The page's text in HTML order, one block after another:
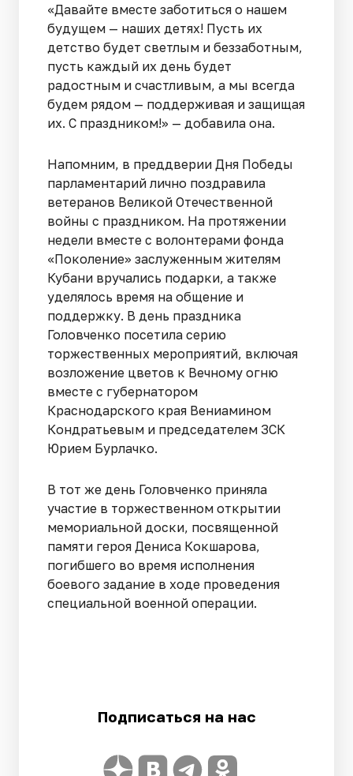
«Давайте вместе заботиться о нашем
будущем — наших детях! Пусть их
детство будет светлым и беззаботным,
пусть каждый их день будет
радостным и счастливым, а мы всегда
будем рядом — поддерживая и защищая
их. С праздником!» — добавила она.
Напомним, в преддверии Дня Победы
парламентарий лично поздравила
ветеранов Великой Отечественной
войны с праздником. На протяжении
недели вместе с волонтерами фонда
«Поколение» заслуженным жителям
Кубани вручались подарки, а также
уделялось время на общение и
поддержку. В день праздника
Головченко посетила серию
торжественных мероприятий, включая
возложение цветов к Вечному огню
вместе с губернатором
Краснодарского края Вениамином
Кондратьевым и председателем ЗСК
Юрием Бурлачко.
В тот же день Головченко приняла
участие в торжественном открытии
мемориальной доски, посвященной
памяти героя Дениса Кокшарова,
погибшего во время исполнения
боевого задание в ходе проведения
специальной военной операции.
Подписаться на нас